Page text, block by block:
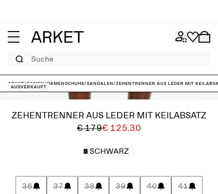
Suche
ARKET/Damen /Damenschuhe/Sandalen/Zehentrenner aus Leder mit
Ausverkauft
ZEHENTRENNER AUS LEDER MIT KEILABSATZ
€ 179€ 125.30
SCHWARZ
36 37 38 39 40 41